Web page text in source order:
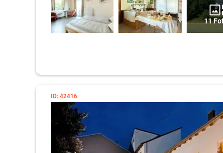
11
ID: 42416